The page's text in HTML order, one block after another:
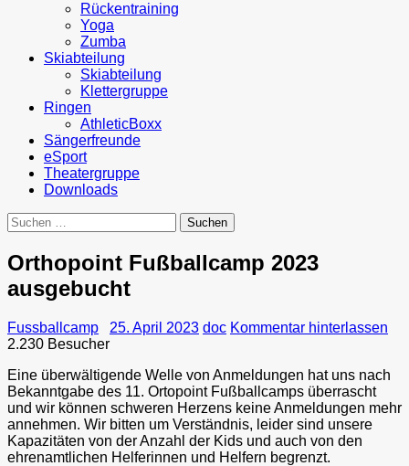
Rückentraining
Yoga
Zumba
Skiabteilung
Skiabteilung
Klettergruppe
Ringen
AthleticBoxx
Sängerfreunde
eSport
Theatergruppe
Downloads
Suchen
nach:
Orthopoint Fußballcamp 2023
ausgebucht
Fussballcamp 25. April 2023 doc Kommentar hinterlassen
2.230 Besucher
Eine überwältigende Welle von Anmeldungen hat uns nach
Bekanntgabe des 11. Ortopoint Fußballcamps überrascht
und wir können schweren Herzens keine Anmeldungen mehr
annehmen. Wir bitten um Verständnis, leider sind unsere
Kapazitäten von der Anzahl der Kids und auch von den
ehrenamtlichen Helferinnen und Helfern begrenzt.